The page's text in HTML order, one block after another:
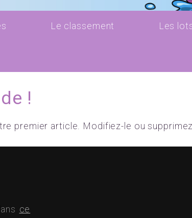
Le classement Les
!
premier article. Modifiez-le ou
ce